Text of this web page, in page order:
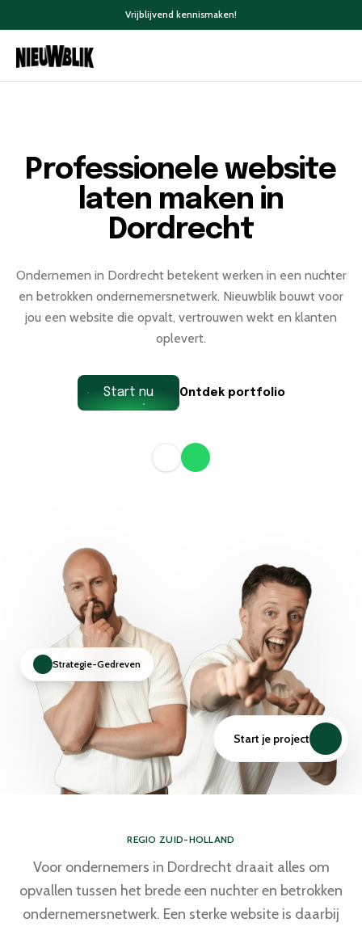
Vrijblijvend kennismaken!
Professionele website
laten maken in
Dordrecht
Ondernemen in Dordrecht betekent werken in een nuchter
en betrokken ondernemersnetwerk. Nieuwblik bouwt voor
jou een website die opvalt, vertrouwen wekt en klanten
oplevert.
Start nu Ontdek portfolio
Strategie-Gedreven
Start je project
REGIO ZUID-HOLLAND
Voor ondernemers in Dordrecht draait alles om
opvallen tussen het brede een nuchter en betrokken
ondernemersnetwerk. Een sterke website is daarbij